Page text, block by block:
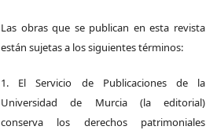
Las obras que se publican en esta revista
están sujetas a los siguientes términos:
1. El Servicio de Publicaciones de la
Universidad de Murcia (la editorial)
conserva los derechos patrimoniales